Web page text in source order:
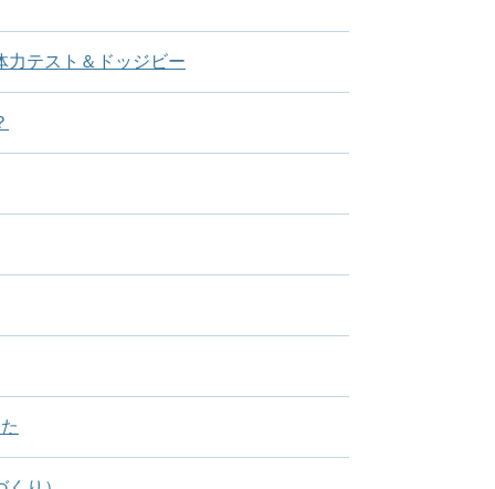
力テスト＆ドッジビー